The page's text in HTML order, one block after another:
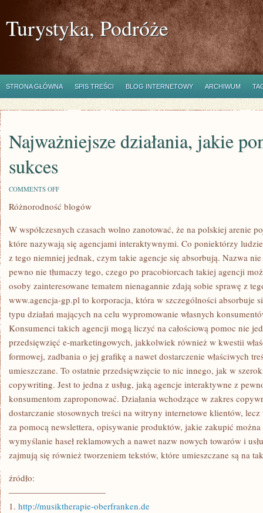
Turystyka, Podróże
STRONA GŁÓWNA SPIS TREŚCI BLOG INTERNETOWY ARCHIWUM
Najważniejsze działania, jakie
sukces
COMMENTS OFFON
DZIAŁANIA,
UZYSKAĆ
SUKCES
Różnorodność blogów
W współczesnych czasach wolno zanotować, że na polskiej arenie
które nazywają się agencjami interaktywnymi. Co poniektórzy
z tego niemniej jednak, czym takie agencje się absorbują. Nazwa
pewno nie tłumaczy tego, czego po pracobiorcach takiej agencji
osoby zainteresowane tematem nienagannie zdają sobie sprawę z
www.agencja-gp.pl to korporacja, która w szczególności absorbuje
typu działań mających na celu wypromowanie własnych
Konsumenci takich agencji mogą liczyć na całościową pomoc nie
przedsięwzięć e-marketingowych, jakkolwiek również w kwestii
formowej, zadbania o jej grafikę a nawet dostarczenie właściwych
umieszczane. To ostatnie przedsięwzięcie to nic innego, jak w
copywriting. Jest to jedna z usług, jaką agencje interaktywne z
konsumentom zaproponować. Działania wchodzące w zakres
dostarczanie stosownych treści na witryny internetowe klientów,
za pomocą newslettera, opisywanie produktów, jakie zakupić
wymyślanie haseł reklamowych a nawet nazw nowych towarów i
zajmują się również tworzeniem tekstów, które umieszczane są na
źródło:
———————————
1. http://musiktherapie-oberfranken.de